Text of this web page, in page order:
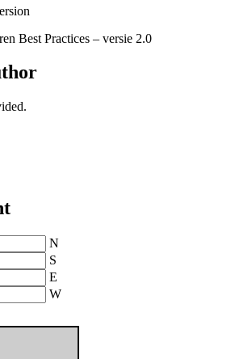
Best Practices – versie 2.0
N
S
E
W